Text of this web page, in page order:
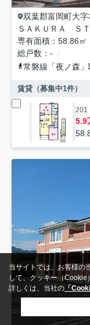
双葉郡富岡町大字
ＳＡＫＵＲＡ Ｓ
専有面積
58.86㎡
総戸数
-
常磐線 「夜ノ森
賃貸（募集中1件）
201
5.9
当サイトでは、お客様の
して、クッキー（Cookie
詳しくは、当社の 「